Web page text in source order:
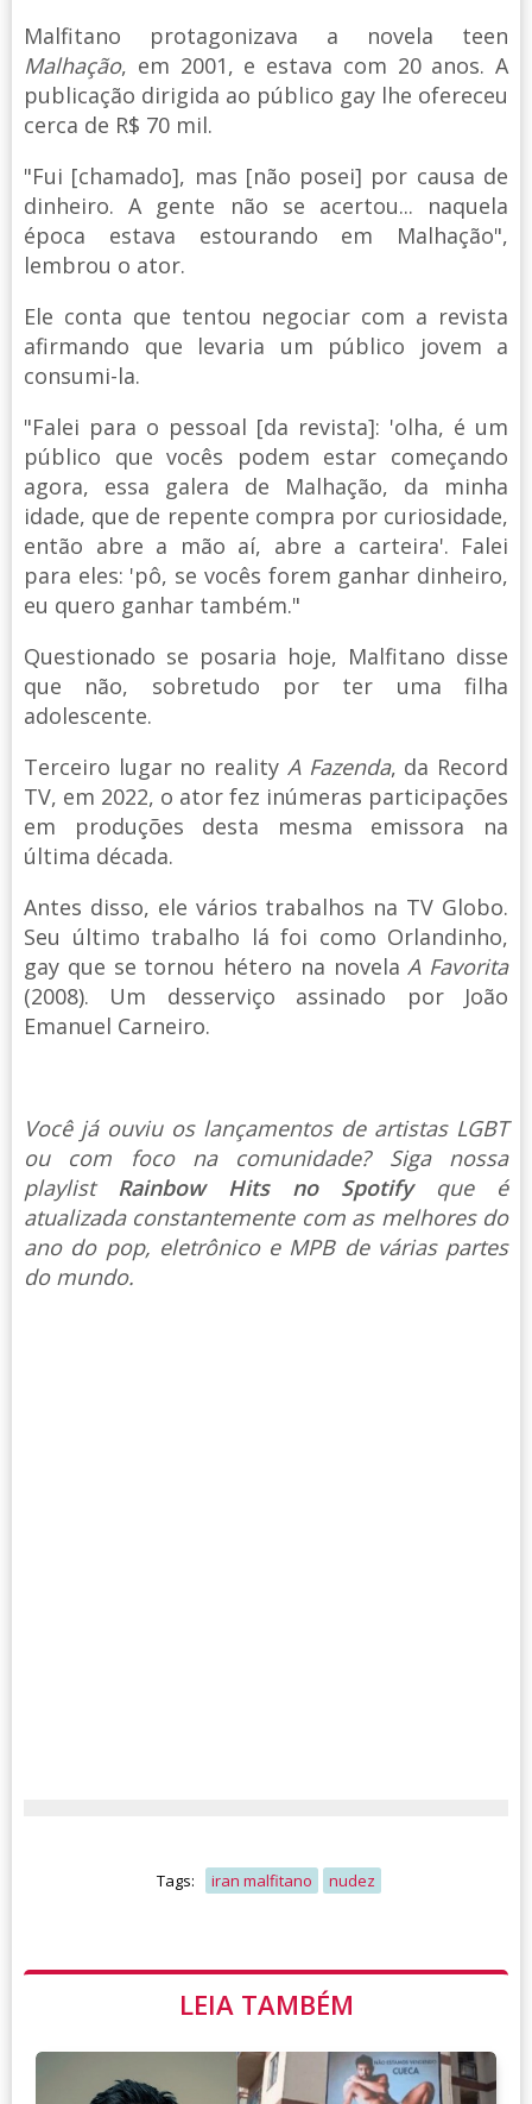
Malfitano protagonizava a novela teen
Malhação, em 2001, e estava com 20 anos. A
publicação dirigida ao público gay lhe ofereceu
cerca de R$ 70 mil.
"Fui [chamado], mas [não posei] por causa de
dinheiro. A gente não se acertou... naquela
época estava estourando em Malhação",
lembrou o ator.
Ele conta que tentou negociar com a revista
afirmando que levaria um público jovem a
consumi-la.
"Falei para o pessoal [da revista]: 'olha, é um
público que vocês podem estar começando
agora, essa galera de Malhação, da minha
idade, que de repente compra por curiosidade,
então abre a mão aí, abre a carteira'. Falei
para eles: 'pô, se vocês forem ganhar dinheiro,
eu quero ganhar também."
Questionado se posaria hoje, Malfitano disse
que não, sobretudo por ter uma filha
adolescente.
Terceiro lugar no reality A Fazenda, da Record
TV, em 2022, o ator fez inúmeras participações
em produções desta mesma emissora na
última década.
Antes disso, ele vários trabalhos na TV Globo.
Seu último trabalho lá foi como Orlandinho,
gay que se tornou hétero na novela A Favorita
(2008). Um desserviço assinado por João
Emanuel Carneiro.
Você já ouviu os lançamentos de artistas LGBT
ou com foco na comunidade? Siga nossa
playlist Rainbow Hits no Spotify que é
atualizada constantemente com as melhores do
ano do pop, eletrônico e MPB de várias partes
do mundo.
Tags: iran malfitano nudez
LEIA TAMBÉM